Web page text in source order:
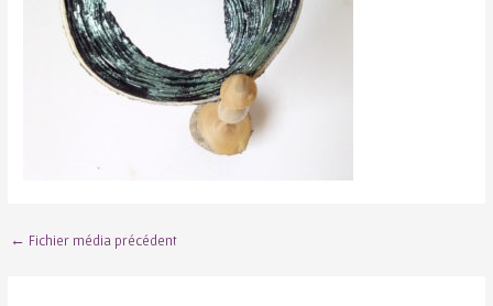
← Fichier média précédent